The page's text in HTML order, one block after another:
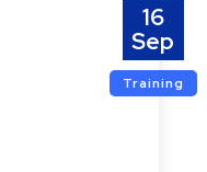
16
Sep
Training